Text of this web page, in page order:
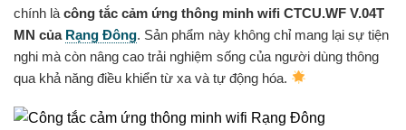
chính là công tắc cảm ứng thông minh wifi CTCU.WF V.04T
MN của Rạng Đông. Sản phẩm này không chỉ mang lại sự tiện
nghi mà còn nâng cao trải nghiệm sống của người dùng thông
qua khả năng điều khiển từ xa và tự động hóa.